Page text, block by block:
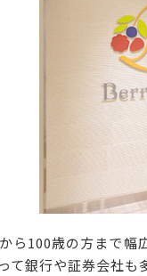
ら100歳の方まで幅
て銀行や証券会社